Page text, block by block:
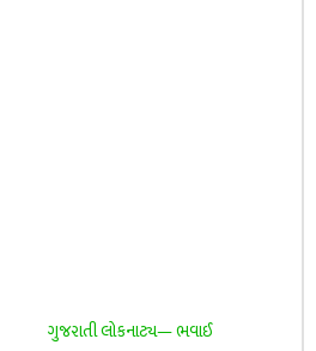
ગુજરાતી લોકનાટ્ય— ભવાઈ